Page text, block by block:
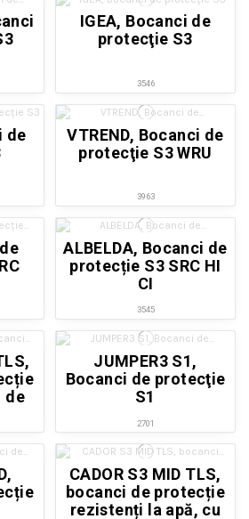
IGEA, Bocanci de
protecţie S3
3546
de
VTREND, Bocanci de
protecţie S3 WRU
3963
ALBELDA, Bocanci de
protecție S3 SRC HI
CI
3545
de
JUMPER3 S1,
Bocanci de protecţie
S1
2701
CADOR S3 MID TLS,
bocanci de protecție
rezistenți la apă, cu